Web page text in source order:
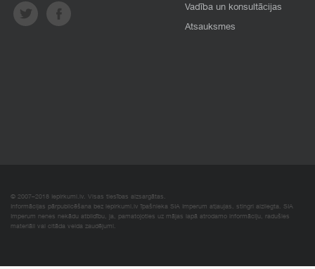
Vadība un konsultācijas
Atsauksmes
© 2007–2018 Iepirkumi.lv. Visas tiesības aizsargātas.
Informācijas pārpublicēšana bez iepirkumi.lv īpašnieka SIA Imperum atļaujas, stingri aizliegta. SIA
Imperum nenes nekādu atbildību, ja, pamatojoties uz mājas lapā atrodamo informāciju, radušies
materiāli vai citāda veida zaudējumi.